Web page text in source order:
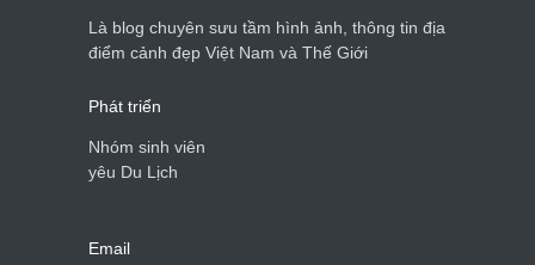
du lịch quốc gia
Cảnh đẹp Việt Nam 24/04/2020
Là blog chuyên sưu tầm hình ảnh, thông tin địa
điểm cảnh đẹp Việt Nam và Thế Giới
Phát triển
Nhóm sinh viên
yêu Du Lịch
Email